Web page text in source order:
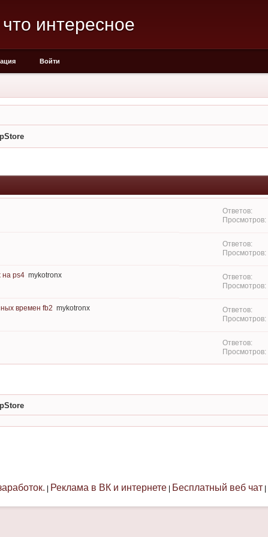
интересное
Войти
на ps4 mykotronx
времен fb2 mykotronx
Реклама в ВК и интернете Бесплатный веб чат